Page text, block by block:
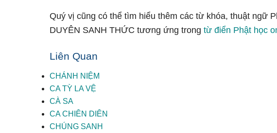
Quý vị cũng có thể tìm hiểu thêm các từ khóa, thuật ngữ
DUYÊN SANH THỨC tương ứng trong từ điển Phật học
Liên Quan
CHÁNH NIỆM
CA TỲ LA VỆ
CÀ SA
CA CHIÊN DIÊN
CHÚNG SANH